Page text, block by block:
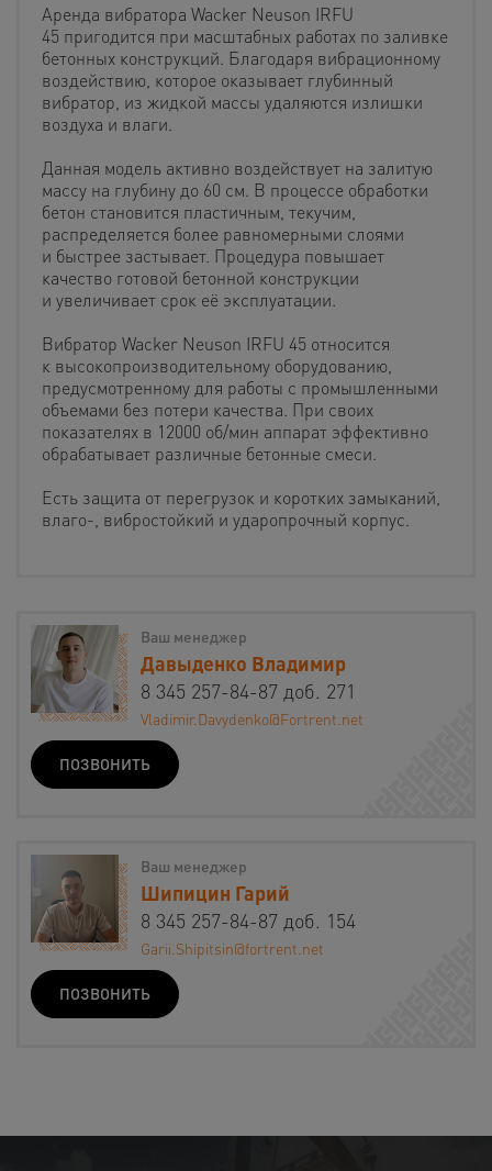
Аренда вибратора Wacker Neuson IRFU
45 пригодится при масштабных работах по заливке
бетонных конструкций. Благодаря вибрационному
воздействию, которое оказывает глубинный
вибратор, из жидкой массы удаляются излишки
воздуха и влаги.
Данная модель активно воздействует на залитую
массу на глубину до 60 см. В процессе обработки
бетон становится пластичным, текучим,
распределяется более равномерными слоями
и быстрее застывает. Процедура повышает
качество готовой бетонной конструкции
и увеличивает срок её эксплуатации.
Вибратор Wacker Neuson IRFU 45 относится
к высокопроизводительному оборудованию,
предусмотренному для работы с промышленными
объемами без потери качества. При своих
показателях в 12000 об/мин аппарат эффективно
обрабатывает различные бетонные смеси.
Есть защита от перегрузок и коротких замыканий,
влаго-, вибростойкий и ударопрочный корпус.
Ваш менеджер
Давыденко Владимир
8 345 257-84-87 доб. 271
Vladimir.Davydenko@Fortrent.net
ПОЗВОНИТЬ
Ваш менеджер
Шипицин Гарий
8 345 257-84-87 доб. 154
Garii.Shipitsin@fortrent.net
ПОЗВОНИТЬ